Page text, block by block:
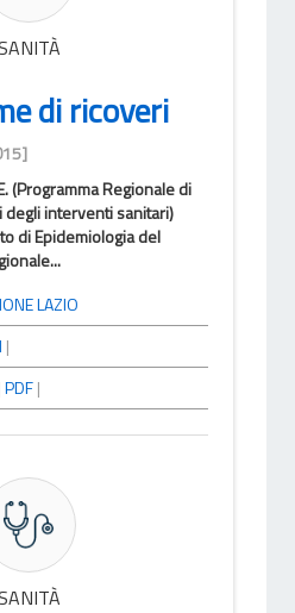
di ricoveri
(Programma Regionale di
degli interventi sanitari)
di Epidemiologia del
LAZIO
|
PDF|